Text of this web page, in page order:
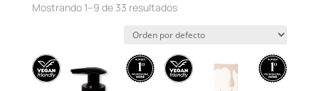
Mostrando 1–9 de 33 resultados